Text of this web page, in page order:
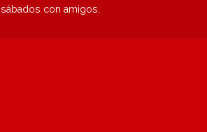
sábados con amigos.